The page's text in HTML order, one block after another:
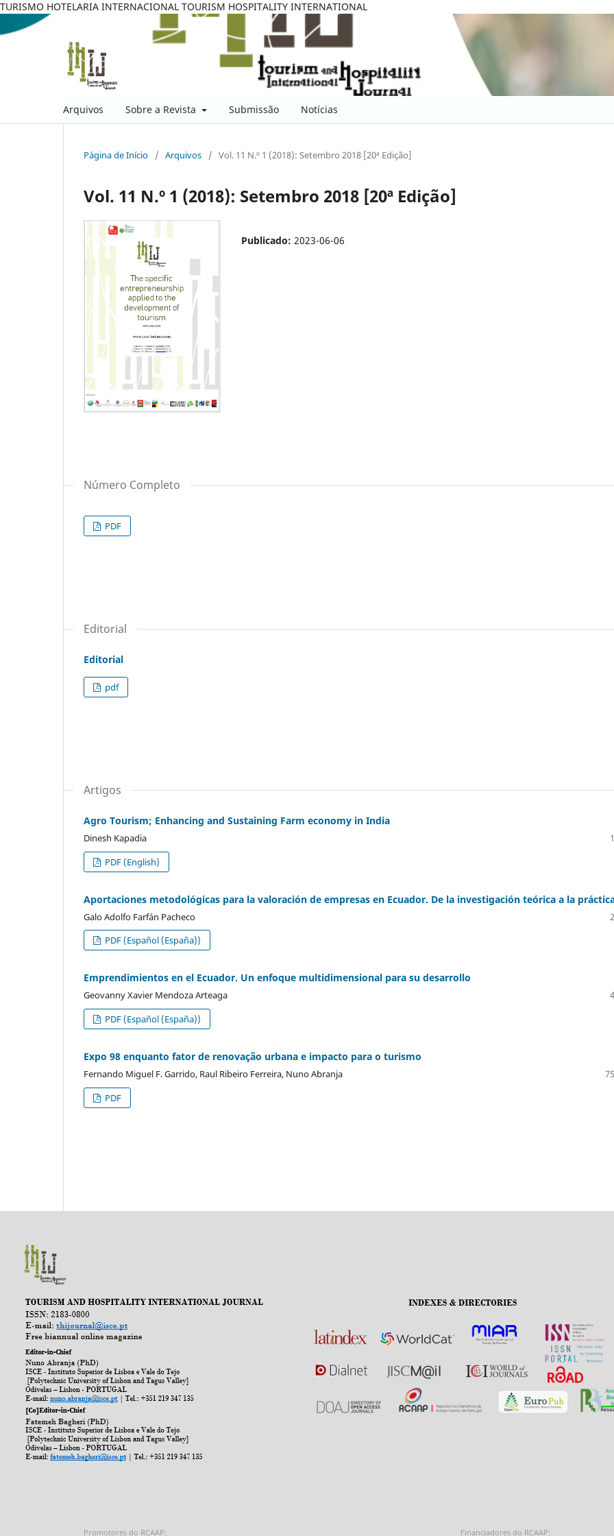
TURISMO HOTELARIA INTERNACIONAL TOURISM HOSPITALITY INTERNATIONAL
Arquivos Sobre a Revista Submissão Notícias
Página de Início / Arquivos / Vol. 11 N.º 1 (2018): Setembro 2018 [20ª Edição]
Vol. 11 N.º 1 (2018): Setembro 2018 [20ª Edição]
Publicado: 2023-06-06
Número Completo
PDF
Editorial
Editorial
pdf
Artigos
Agro Tourism; Enhancing and Sustaining Farm economy in India
Dinesh Kapadia
PDF (English)
Aportaciones metodológicas para la valoración de empresas en Ecuador. De la investigación teórica a la
Galo Adolfo Farfán Pacheco
PDF (Español (España))
Emprendimientos en el Ecuador. Un enfoque multidimensional para su desarrollo
Geovanny Xavier Mendoza Arteaga
PDF (Español (España))
Expo 98 enquanto fator de renovação urbana e impacto para o turismo
Fernando Miguel F. Garrido, Raul Ribeiro Ferreira, Nuno Abranja
PDF
Promotores do RCAAP: Financiadores do RCAAP: